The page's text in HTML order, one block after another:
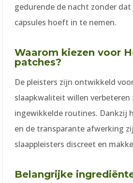
gedurende de nacht zonder
capsules hoeft in te nemen.
Waarom kiezen voor
patches?
De pleisters zijn ontwikkeld
slaapkwaliteit willen verbeteren
ingewikkelde routines. Dankzij
en de transparante afwerking
slaappleisters discreet en
Belangrijke